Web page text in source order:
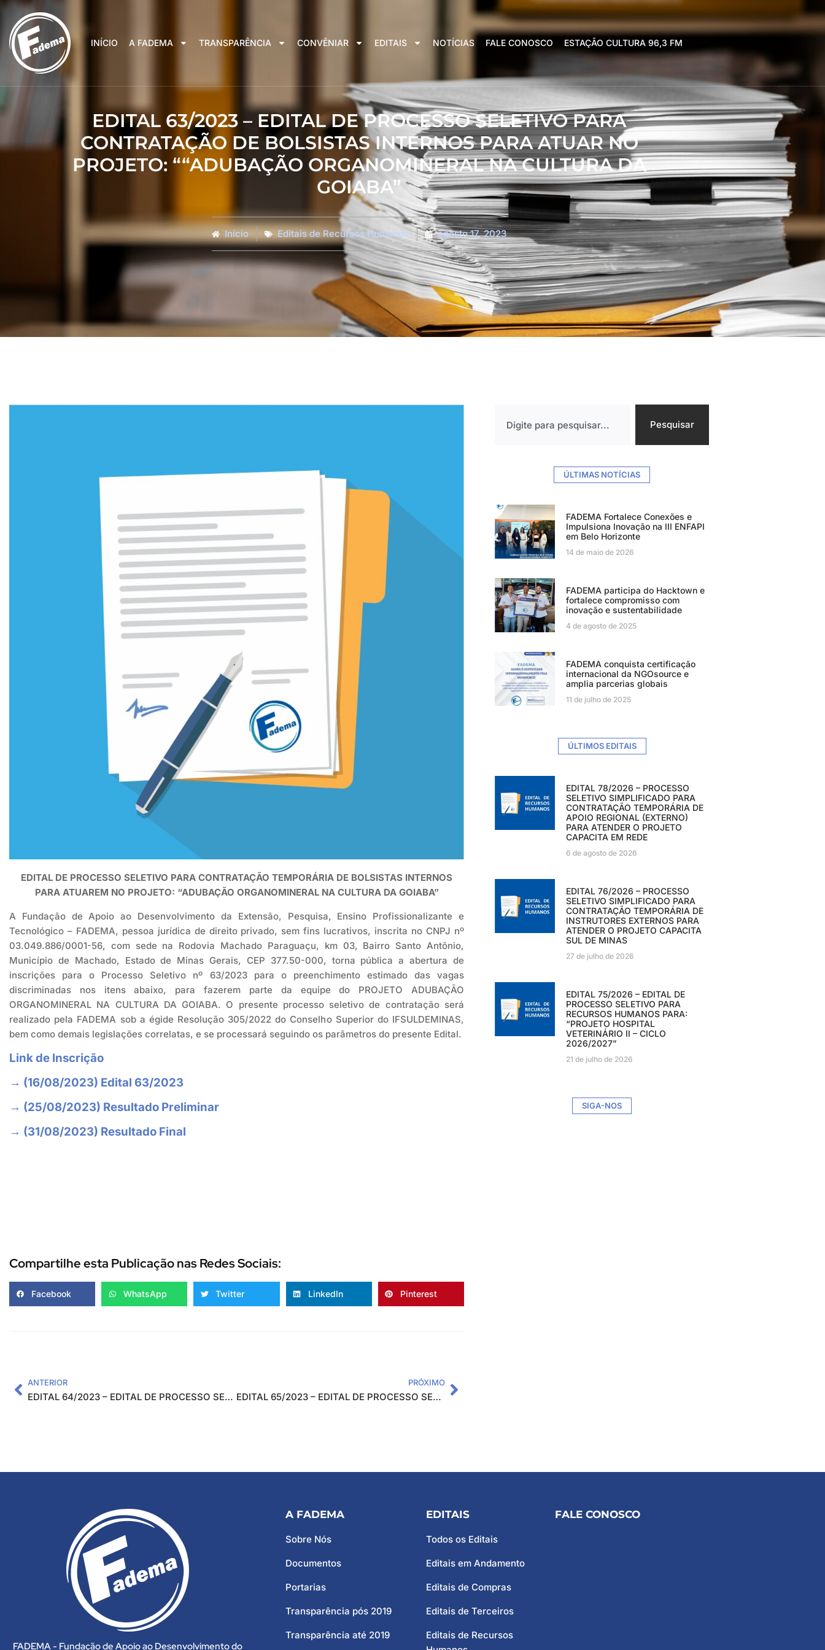
INÍCIO A FADEMA TRANSPARÊNCIA CONVÊNIAR EDITAIS NOTÍCIAS FALE CONOSCO ESTAÇÃO CULTURA 96,3 FM
EDITAL 63/2023 – EDITAL DE PROCESSO SELETIVO PARA
CONTRATAÇÃO DE BOLSISTAS INTERNOS PARA ATUAR NO
PROJETO: ““ADUBAÇÃO ORGANOMINERAL NA CULTURA DA
GOIABA”
Início Editais de Recursos Humanos agosto 17, 2023
EDITAL DE PROCESSO SELETIVO PARA CONTRATAÇÃO TEMPORÁRIA DE BOLSISTAS INTERNOS
PARA ATUAREM NO PROJETO: “ADUBAÇÃO ORGANOMINERAL NA CULTURA DA GOIABA”
A Fundação de Apoio ao Desenvolvimento da Extensão, Pesquisa, Ensino Profissionalizante e
Tecnológico – FADEMA, pessoa jurídica de direito privado, sem fins lucrativos, inscrita no CNPJ nº
03.049.886/0001-56, com sede na Rodovia Machado Paraguaçu, km 03, Bairro Santo Antônio,
Município de Machado, Estado de Minas Gerais, CEP 377.50-000, torna pública a abertura de
inscrições para o Processo Seletivo nº 63/2023 para o preenchimento estimado das vagas
discriminadas nos itens abaixo, para fazerem parte da equipe do PROJETO ADUBAÇÃO
ORGANOMINERAL NA CULTURA DA GOIABA. O presente processo seletivo de contratação será
realizado pela FADEMA sob a égide Resolução 305/2022 do Conselho Superior do IFSULDEMINAS,
bem como demais legislações correlatas, e se processará seguindo os parâmetros do presente Edital.
Link de Inscrição
→ (16/08/2023) Edital 63/2023
→ (25/08/2023) Resultado Preliminar
→ (31/08/2023) Resultado Final
Compartilhe esta Publicação nas Redes Sociais:
Facebook WhatsApp Twitter LinkedIn Pinterest
ANTERIOR
EDITAL 64/2023 – EDITAL DE PROCESSO SELETIVO PARA SELEÇÃO DE BOLSISTA PARA ATUAR NO PROJETO: “ARCO OCUPACIONAL ADMINISTRATIVO – JOVEM APRENDIZ ELOI MENDES-MG” – SERVIÇOS SOCIAIS
PRÓXIMO
EDITAL 65/2023 – EDITAL DE PROCESSO SELETIVO PARA CONTRATAÇÃO DE BOLSISTAS INTERNOS PARA ATUAR NO PROJETO: “ADUBAÇÃO ORGANOMINERAL NA CULTURA DA GOIABA”
Pesquisar
ÚLTIMAS NOTÍCIAS
FADEMA Fortalece Conexões e
Impulsiona Inovação na III ENFAPI
em Belo Horizonte
14 de maio de 2026
FADEMA participa do Hacktown e
fortalece compromisso com
inovação e sustentabilidade
4 de agosto de 2025
FADEMA conquista certificação
internacional da NGOsource e
amplia parcerias globais
11 de julho de 2025
ÚLTIMOS EDITAIS
EDITAL 78/2026 – PROCESSO
SELETIVO SIMPLIFICADO PARA
CONTRATAÇÃO TEMPORÁRIA DE
APOIO REGIONAL (EXTERNO)
PARA ATENDER O PROJETO
CAPACITA EM REDE
6 de agosto de 2026
EDITAL 76/2026 – PROCESSO
SELETIVO SIMPLIFICADO PARA
CONTRATAÇÃO TEMPORÁRIA DE
INSTRUTORES EXTERNOS PARA
ATENDER O PROJETO CAPACITA
SUL DE MINAS
27 de julho de 2026
EDITAL 75/2026 – EDITAL DE
PROCESSO SELETIVO PARA
RECURSOS HUMANOS PARA:
“PROJETO HOSPITAL
VETERINÁRIO II – CICLO
2026/2027”
21 de julho de 2026
SIGA-NOS
FADEMA - Fundação de Apoio ao Desenvolvimento do
A FADEMA
Sobre Nós
Documentos
Portarias
Transparência pós 2019
Transparência até 2019
EDITAIS
Todos os Editais
Editais em Andamento
Editais de Compras
Editais de Terceiros
Editais de Recursos
FALE CONOSCO